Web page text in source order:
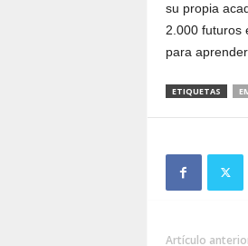
su propia
2.000 futuros
para
ETIQUETAS
Artículo